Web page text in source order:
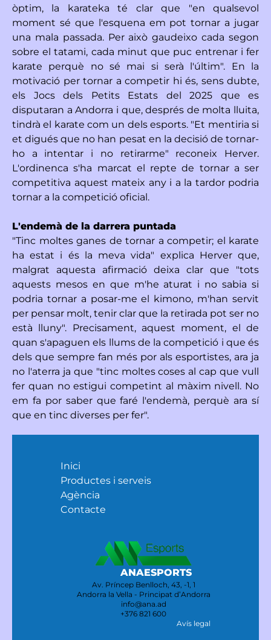
òptim, la karateka té clar que "en qualsevol
moment sé que l'esquena em pot tornar a jugar
una mala passada. Per això gaudeixo cada segon
sobre el tatami, cada minut que puc entrenar i fer
karate perquè no sé mai si serà l'últim". En la
motivació per tornar a competir hi és, sens dubte,
els Jocs dels Petits Estats del 2025 que es
disputaran a Andorra i que, després de molta lluita,
tindrà el karate com un dels esports. "Et mentiria si
et digués que no han pesat en la decisió de tornar-
ho a intentar i no retirarme" reconeix Herver.
L'ordinenca s'ha marcat el repte de tornar a ser
competitiva aquest mateix any i a la tardor podria
tornar a la competició oficial.
L'endemà de la darrera puntada
"Tinc moltes ganes de tornar a competir; el karate
ha estat i és la meva vida" explica Herver que,
malgrat aquesta afirmació deixa clar que "tots
aquests mesos en que m'he aturat i no sabia si
podria tornar a posar-me el kimono, m'han servit
per pensar molt, tenir clar que la retirada pot ser no
està lluny". Precisament, aquest moment, el de
quan s'apaguen els llums de la competició i que és
dels que sempre fan més por als esportistes, ara ja
no l'aterra ja que "tinc moltes coses al cap que vull
fer quan no estigui competint al màxim nivell. No
em fa por saber que faré l'endemà, perquè ara sí
que en tinc diverses per fer".
Inici
Productes i serveis
Agència
Contacte
ANAESPORTS
Av. Príncep Benlloch, 43, -1, 1
Andorra la Vella - Principat d’Andorra
info@ana.ad
+376 821 600
Avís legal